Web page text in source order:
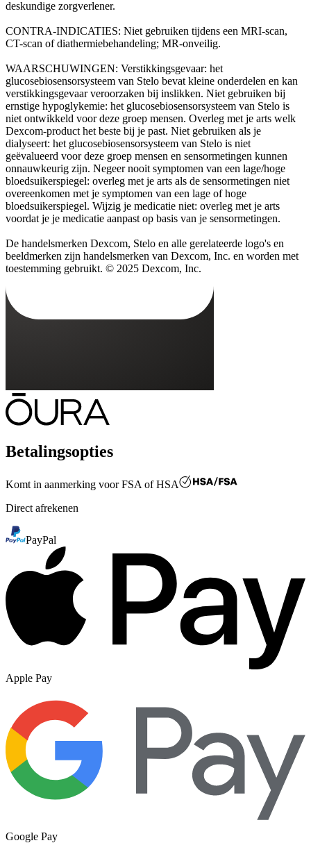
deskundige zorgverlener.
CONTRA-INDICATIES: Niet gebruiken tijdens een MRI-scan,
CT-scan of diathermiebehandeling; MR-onveilig.
WAARSCHUWINGEN: Verstikkingsgevaar: het
glucosebiosensorsysteem van Stelo bevat kleine onderdelen en kan
verstikkingsgevaar veroorzaken bij inslikken. Niet gebruiken bij
ernstige hypoglykemie: het glucosebiosensorsysteem van Stelo is
niet ontwikkeld voor deze groep mensen. Overleg met je arts welk
Dexcom-product het beste bij je past. Niet gebruiken als je
dialyseert: het glucosebiosensorsysteem van Stelo is niet
geëvalueerd voor deze groep mensen en sensormetingen kunnen
onnauwkeurig zijn. Negeer nooit symptomen van een lage/hoge
bloedsuikerspiegel: overleg met je arts als de sensormetingen niet
overeenkomen met je symptomen van een lage of hoge
bloedsuikerspiegel. Wijzig je medicatie niet: overleg met je arts
voordat je je medicatie aanpast op basis van je sensormetingen.
De handelsmerken Dexcom, Stelo en alle gerelateerde logo's en
beeldmerken zijn handelsmerken van Dexcom, Inc. en worden met
toestemming gebruikt. © 2025 Dexcom, Inc.
Betalingsopties
Komt in aanmerking voorFSA of HSA
Direct afrekenen
PayPal
Apple Pay
Google Pay